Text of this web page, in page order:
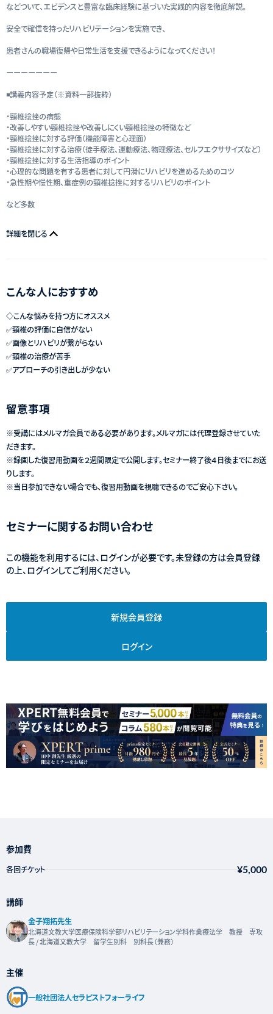
参加費
各回チケット ¥5,000
講師
金子翔拓先⽣
北海道文教大学医療保険科学部リハビリテーション学科作業療法学 教授 専攻
長 / 北海道文教大学 留学生別科 別科長（兼務）
主催
一般社団法人セラピストフォーライフ
などついて、エビデンスと豊富な臨床経験に基づいた実践的内容を徹底解説。
安全で確信を持ったリハビリテーションを実施でき、
患者さんの職場復帰や日常生活を支援できるようになってください！
ーーーーーーー
◾️講義内容予定（※資料一部抜粋）
・頸椎捻挫の病態
・改善しやすい頸椎捻挫や改善しにくい頸椎捻挫の特徴など
・頸椎捻挫に対する評価（機能障害と心理面）
・頸椎捻挫に対する治療（徒手療法、運動療法、物理療法、セルフエクササイズなど）
・頸椎捻挫に対する生活指導のポイント
・心理的な問題を有する患者に対して円滑にリハビリを進めるためのコツ
・急性期や慢性期、重症例の頸椎捻挫に対するリハビリのポイント
など多数
詳細を閉じる
こんな人におすすめ
◇こんな悩みを持つ方にオススメ
✅頸椎の評価に自信がない
✅画像とリハビリが繋がらない
✅頸椎の治療が苦手
✅アプローチの引き出しが少ない
留意事項
※受講にはメルマガ会員である必要があります。メルマガには代理登録させていた
だきます。
※録画した復習用動画を２週間限定で公開します。セミナー終了後４日後までにお送
りします。
※当日参加できない場合でも、復習用動画を視聴できるのでご安心下さい。
セミナーに関するお問い合わせ
この機能を利用するには、ログインが必要です。未登録の方は会員登録
の上、ログインしてご利用ください。
新規会員登録
ログイン